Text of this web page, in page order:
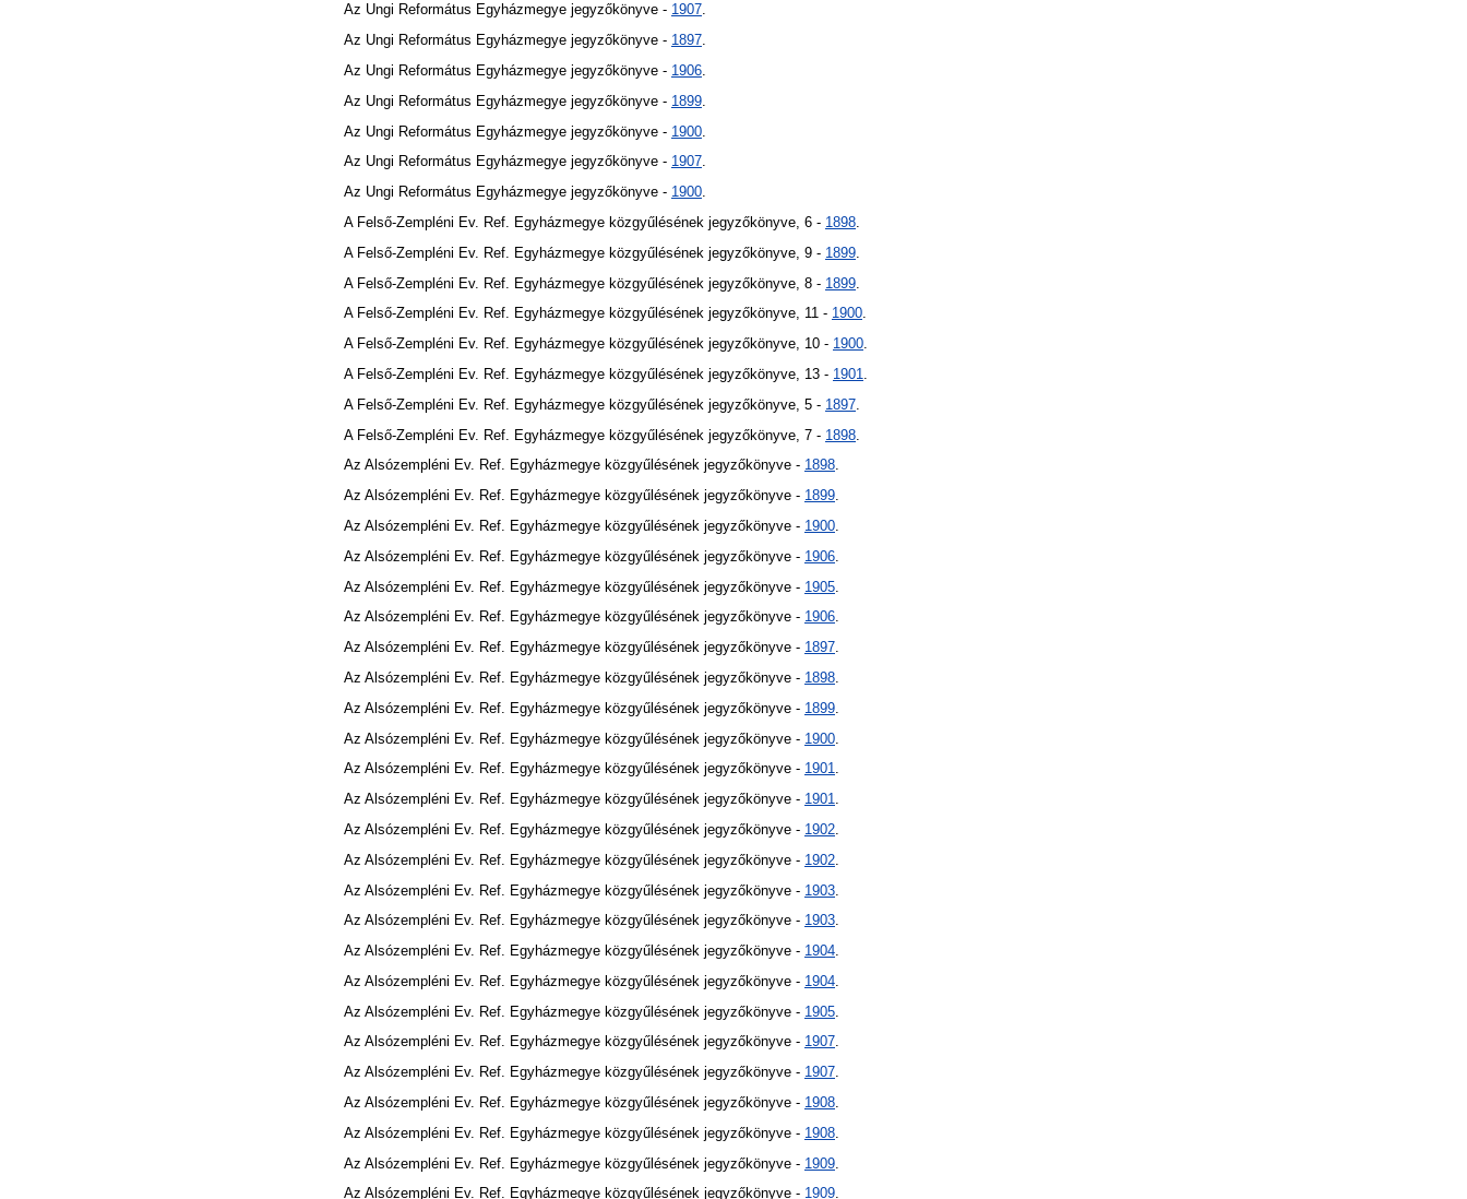
Az Ungi Református Egyházmegye jegyzőkönyve - 1907.
Az Ungi Református Egyházmegye jegyzőkönyve - 1897.
Az Ungi Református Egyházmegye jegyzőkönyve - 1906
Az Ungi Református Egyházmegye jegyzőkönyve - 1899
Az Ungi Református Egyházmegye jegyzőkönyve - 1900
Az Ungi Református Egyházmegye jegyzőkönyve - 1907.
Az Ungi Református Egyházmegye jegyzőkönyve - 1900.
A Felső-Zempléni Ev. Ref. Egyházmegye közgyűlésének jegyzőkönyve, 6 - 1898
A Felső-Zempléni Ev. Ref. Egyházmegye közgyűlésének jegyzőkönyve, 9 - 1899
A Felső-Zempléni Ev. Ref. Egyházmegye közgyűlésének jegyzőkönyve, 8 - 1899
A Felső-Zempléni Ev. Ref. Egyházmegye közgyűlésének jegyzőkönyve, 11 - 1900.
A Felső-Zempléni Ev. Ref. Egyházmegye közgyűlésének jegyzőkönyve, 10 - 1900.
A Felső-Zempléni Ev. Ref. Egyházmegye közgyűlésének jegyzőkönyve, 13 - 1901
A Felső-Zempléni Ev. Ref. Egyházmegye közgyűlésének jegyzőkönyve, 5 - 1897
A Felső-Zempléni Ev. Ref. Egyházmegye közgyűlésének jegyzőkönyve, 7 - 1898
Az Alsózempléni Ev. Ref. Egyházmegye közgyűlésének jegyzőkönyve - 1898.
Az Alsózempléni Ev. Ref. Egyházmegye közgyűlésének jegyzőkönyve - 1899.
Az Alsózempléni Ev. Ref. Egyházmegye közgyűlésének jegyzőkönyve - 1900
Az Alsózempléni Ev. Ref. Egyházmegye közgyűlésének jegyzőkönyve - 1906
Az Alsózempléni Ev. Ref. Egyházmegye közgyűlésének jegyzőkönyve - 1905
Az Alsózempléni Ev. Ref. Egyházmegye közgyűlésének jegyzőkönyve - 1906.
Az Alsózempléni Ev. Ref. Egyházmegye közgyűlésének jegyzőkönyve - 1897.
Az Alsózempléni Ev. Ref. Egyházmegye közgyűlésének jegyzőkönyve - 1898
Az Alsózempléni Ev. Ref. Egyházmegye közgyűlésének jegyzőkönyve - 1899
Az Alsózempléni Ev. Ref. Egyházmegye közgyűlésének jegyzőkönyve - 1900
Az Alsózempléni Ev. Ref. Egyházmegye közgyűlésének jegyzőkönyve - 1901.
Az Alsózempléni Ev. Ref. Egyházmegye közgyűlésének jegyzőkönyve - 1901.
Az Alsózempléni Ev. Ref. Egyházmegye közgyűlésének jegyzőkönyve - 1902
Az Alsózempléni Ev. Ref. Egyházmegye közgyűlésének jegyzőkönyve - 1902
Az Alsózempléni Ev. Ref. Egyházmegye közgyűlésének jegyzőkönyve - 1903
Az Alsózempléni Ev. Ref. Egyházmegye közgyűlésének jegyzőkönyve - 1903.
Az Alsózempléni Ev. Ref. Egyházmegye közgyűlésének jegyzőkönyve - 1904.
Az Alsózempléni Ev. Ref. Egyházmegye közgyűlésének jegyzőkönyve - 1904
Az Alsózempléni Ev. Ref. Egyházmegye közgyűlésének jegyzőkönyve - 1905
Az Alsózempléni Ev. Ref. Egyházmegye közgyűlésének jegyzőkönyve - 1907.
Az Alsózempléni Ev. Ref. Egyházmegye közgyűlésének jegyzőkönyve - 1907.
Az Alsózempléni Ev. Ref. Egyházmegye közgyűlésének jegyzőkönyve - 1908.
Az Alsózempléni Ev. Ref. Egyházmegye közgyűlésének jegyzőkönyve - 1908
Az Alsózempléni Ev. Ref. Egyházmegye közgyűlésének jegyzőkönyve - 1909
Az Alsózempléni Ev. Ref. Egyházmegye közgyűlésének jegyzőkönyve - 1909.